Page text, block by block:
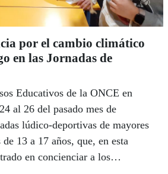
por el cambio climático
en las Jornadas de
Educativos de la ONCE en
al 26 del pasado mes de
lúdico-deportivas de mayores
13 a 17 años, que, en esta
en concienciar a los